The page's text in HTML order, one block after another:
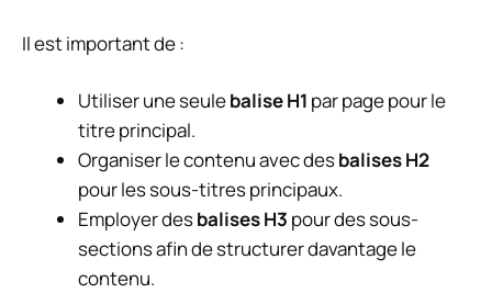
Il est important de :
Utiliser une seulebalise H1 par page pour le
titre principal.
Organiser le contenu avec desbalises H2
pour les sous-titres principaux.
Employer desbalises H3 pour des sous-
sections afin de structurer davantage le
contenu.